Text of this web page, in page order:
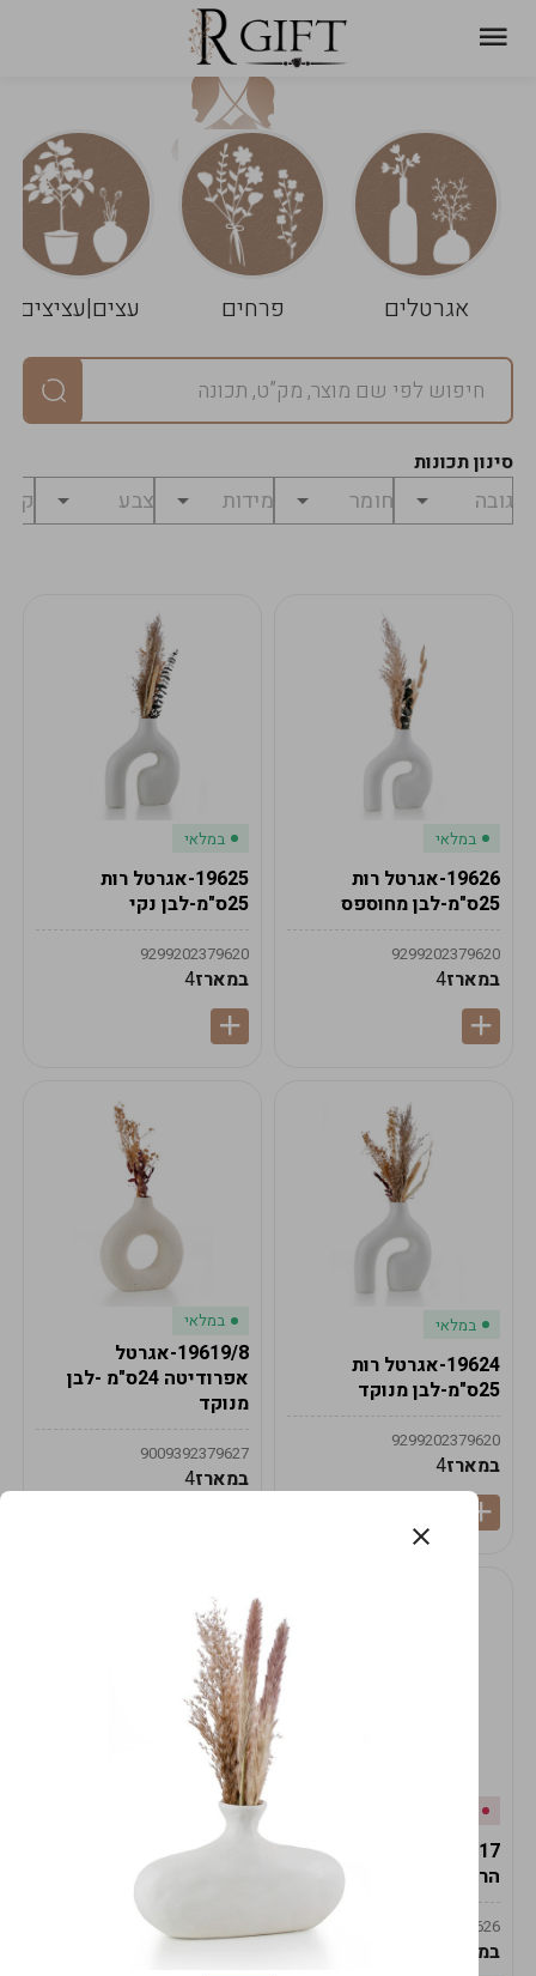
אגרטלים פרחים עצים|עציצים
סינון תכונות
במלאי
19626-אגרטל רות
25ס"מ-לבן מחוספס
9299202379620
במארז4
במלאי
19625-אגרטל רות
25ס"מ-לבן נקי
9299202379620
במארז4
במלאי
19624-אגרטל רות
25ס"מ-לבן מנוקד
9299202379620
במארז4
במלאי
19619/8-אגרטל
אפרודיטה 24ס"מ -לבן
מנוקד
9009392379627
במארז4
הרמס 19ס"מ -לבן נקי
9009492379626
במארז
במלאי
19617/6-אגרטל הרמס
9009492379626
עגלת
שלך
ניקוי
הסל
במארז
מחיר
לפני
₪0
לתשלום